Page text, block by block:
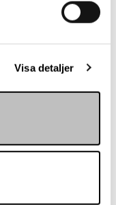
Visa detaljer